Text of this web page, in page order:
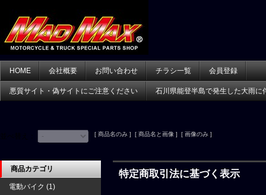
HOME 会社概要 お問い合わせ チラシ一覧 会員登録
悪質サイト・偽サイトにご注意ください 石川県能登半島で発生した大雨に
[ 商品名のみ ] [ 商品名と画像 ] [ 画像のみ ]
特定商取引法に基づく表示
商品カテゴリ
電動バイク (1)